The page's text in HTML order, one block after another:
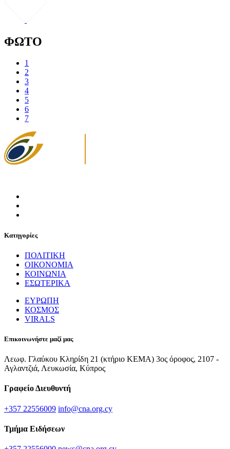
ΦΩΤΟ
1
2
3
4
5
6
7
Κατηγορίες
ΠΟΛΙΤΙΚΗ
ΟΙΚΟΝΟΜΙΑ
ΚΟΙΝΩΝΙΑ
ΕΣΩΤΕΡΙΚΑ
ΕΥΡΩΠΗ
ΚΟΣΜΟΣ
VIRALS
Επικοινωνήστε μαζί μας
Λεωφ. Γλαύκου Κληρίδη 21 (κτήριο ΚΕΜΑ) 3ος όροφος, 2107 -
Αγλαντζιά, Λευκωσία, Κύπρος
Γραφείο Διευθυντή
+357 22556009 info@cna.org.cy
Τμήμα Ειδήσεων